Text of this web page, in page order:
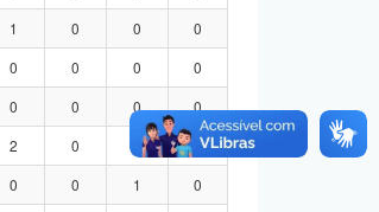
1 0 0
0
0 0 0
0
0 0 0
0
2 0
0
0 0 1
0